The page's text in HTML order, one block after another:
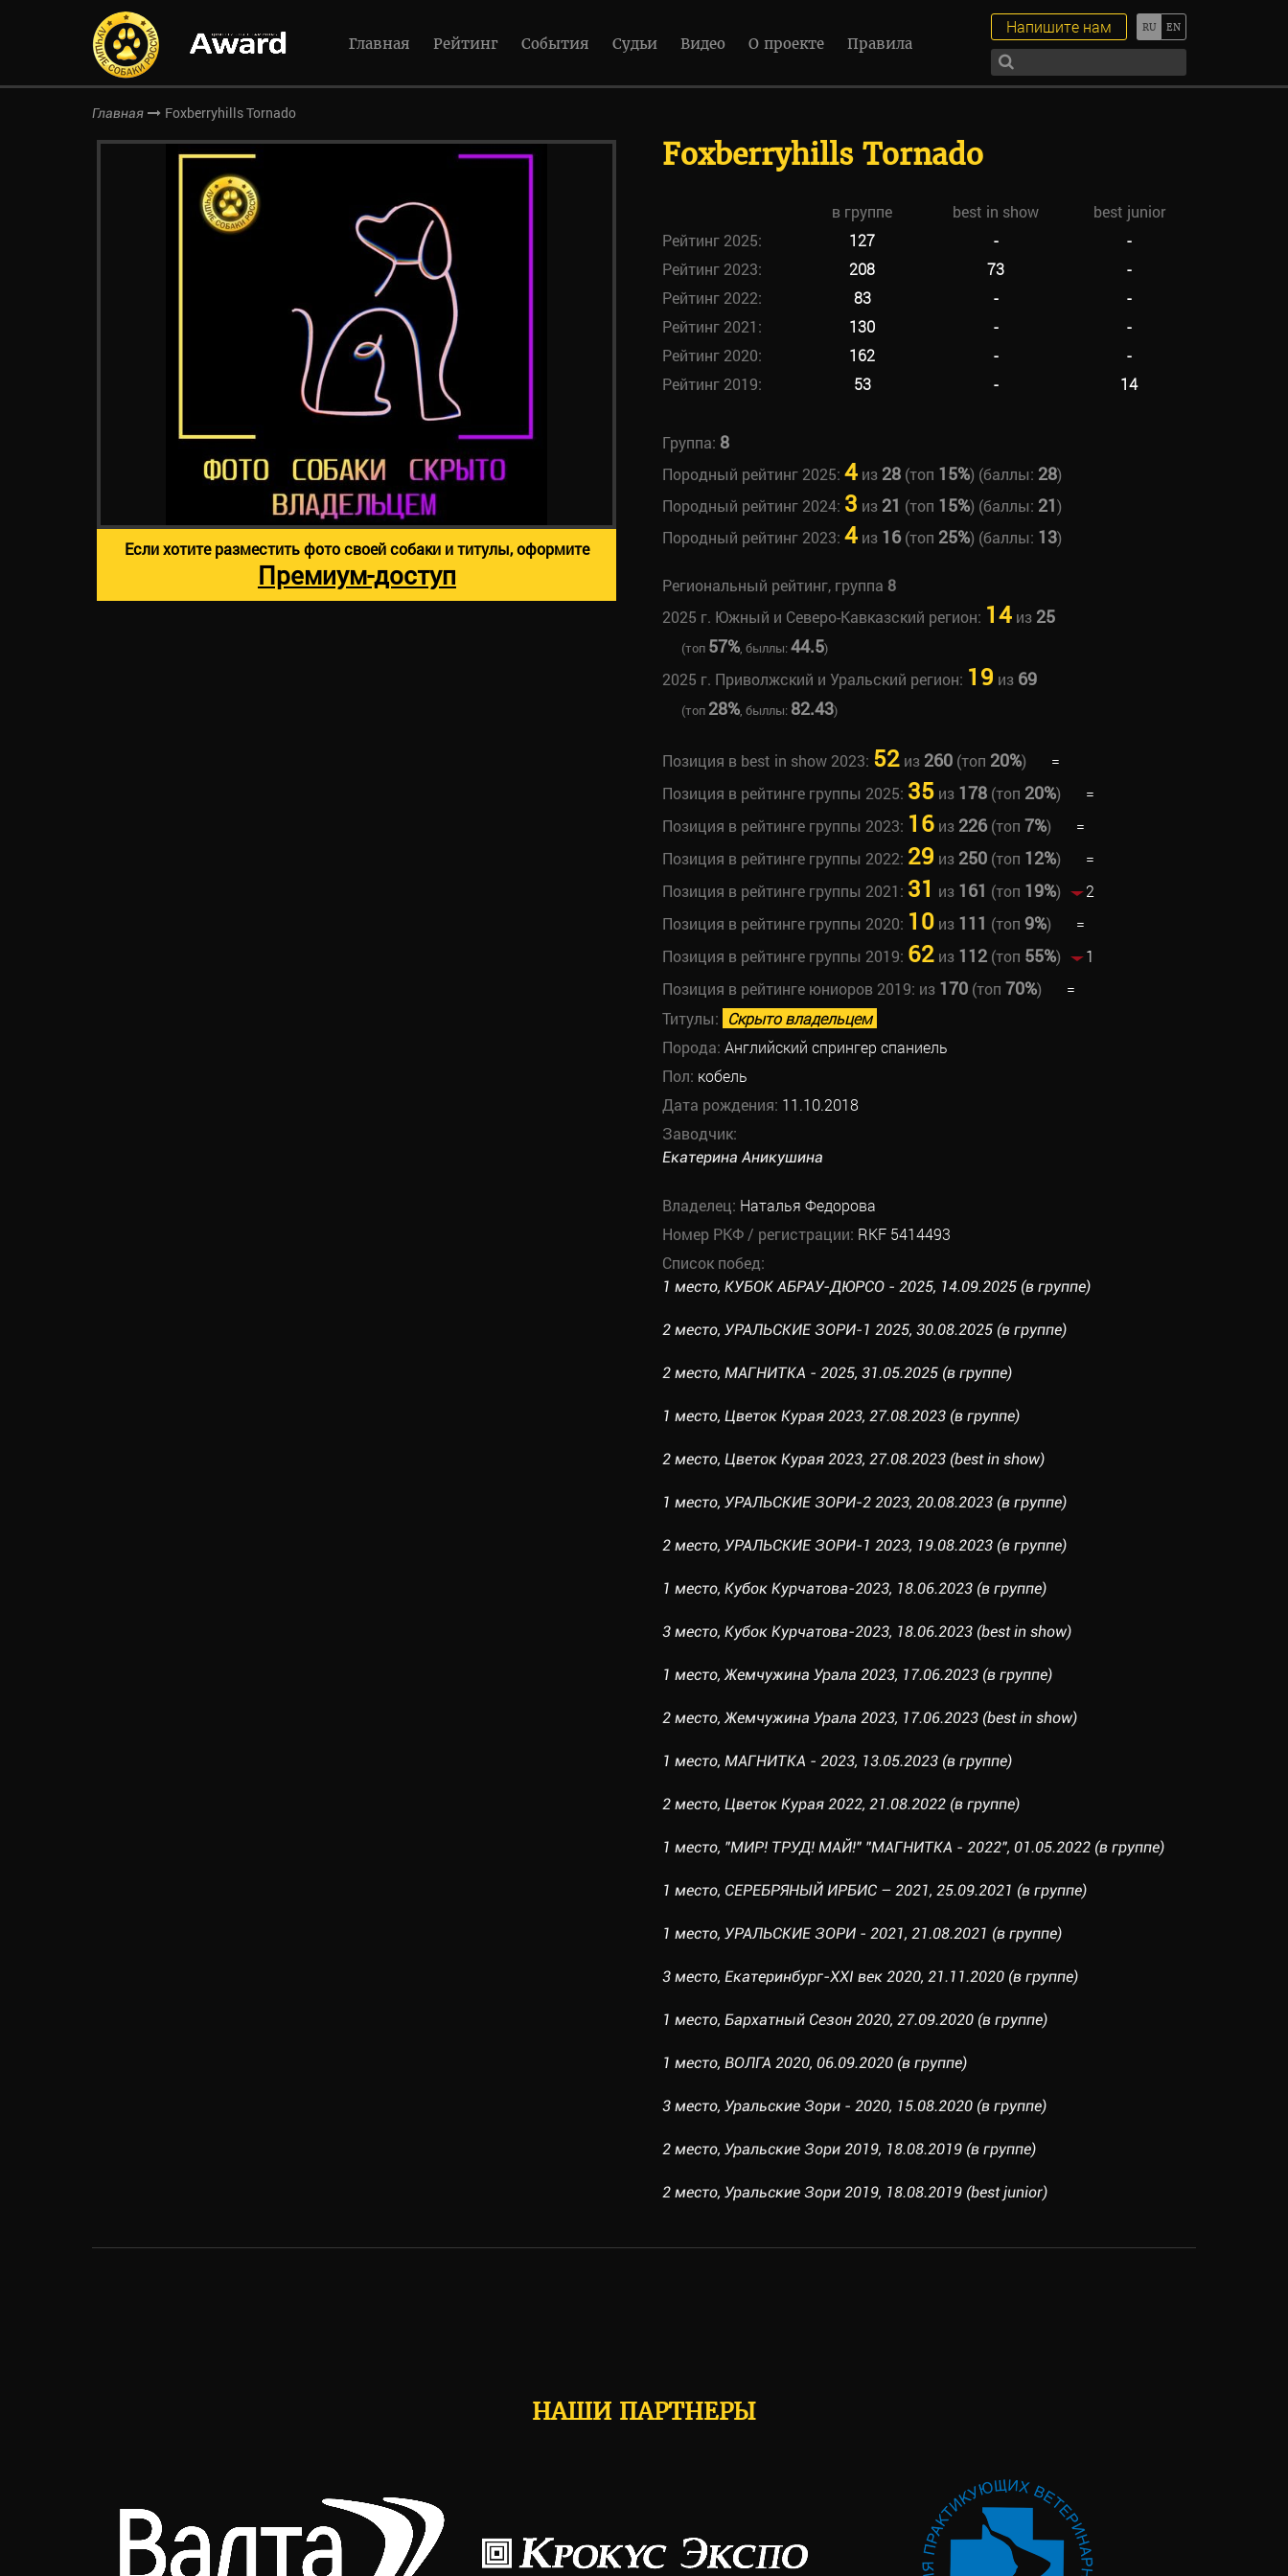
Главная Рейтинг События Судьи Видео О проекте Правила
Напишите нам
Главная Foxberryhills Tornado
Foxberryhills Tornado
в группе best in show
best junior
Рейтинг 2025:
127 -
-
Рейтинг 2023:
208 73
-
Рейтинг 2022:
83 -
-
Рейтинг 2021:
130 -
-
Рейтинг 2020:
162 -
-
Рейтинг 2019:
53 - 14
Группа: 8
Породный рейтинг 2025: 4из 28(топ 15%) (баллы: 28)
Породный рейтинг 2024: 3 из 21 (топ 15%) (баллы: 21)
Породный рейтинг 2023: 4из 16(топ 25%) (баллы: 13)
Региональный рейтинг, группа 8
2025 г. Южный и Северо-Кавказский регион: 14из 25
(топ 57%, быллы:44.5)
2025 г. Приволжский и Уральский регион: 19 из 69
(топ 28%, быллы: 82.43)
Позиция в best in show 2023: 52из 260(топ 20%)
=
Позиция в рейтинге группы 2025: 35из 178(топ 20%)
=
Позиция в рейтинге группы 2023: 16из 226(топ 7%)
=
Позиция в рейтинге группы 2022: 29 из 250(топ 12%)
=
Позиция в рейтинге группы 2021: 31 из 161 (топ 19%)
2
Позиция в рейтинге группы 2020: 10из 111 (топ 9%)
=
Позиция в рейтинге группы 2019: 62из 112(топ 55%)
1
Позиция в рейтинге юниоров 2019: из 170(топ 70%)
=
Титулы: Скрыто владельцем
Порода: Английский спрингер спаниель
Пол: кобель
Дата рождения: 11.10.2018
Заводчик:
Екатерина Аникушина
Владелец: Наталья Федорова
Номер РКФ / регистрации: RKF 5414493
Список побед:
1 место, КУБОК АБРАУ-ДЮРСО - 2025, 14.09.2025 (в группе)
2 место, УРАЛЬСКИЕ ЗОРИ-1 2025, 30.08.2025 (в группе)
2 место, МАГНИТКА - 2025, 31.05.2025 (в группе)
1 место, Цветок Курая 2023, 27.08.2023 (в группе)
2 место, Цветок Курая 2023, 27.08.2023 (best in show)
1 место, УРАЛЬСКИЕ ЗОРИ-2 2023, 20.08.2023 (в группе)
2 место, УРАЛЬСКИЕ ЗОРИ-1 2023, 19.08.2023 (в группе)
1 место, Кубок Курчатова-2023, 18.06.2023 (в группе)
3 место, Кубок Курчатова-2023, 18.06.2023 (best in show)
1 место, Жемчужина Урала 2023, 17.06.2023 (в группе)
2 место, Жемчужина Урала 2023, 17.06.2023 (best in show)
1 место, МАГНИТКА - 2023, 13.05.2023 (в группе)
2 место, Цветок Курая 2022, 21.08.2022 (в группе)
1 место, "МИР! ТРУД! МАЙ!" "МАГНИТКА - 2022", 01.05.2022 (в группе)
1 место, СЕРЕБРЯНЫЙ ИРБИС – 2021, 25.09.2021 (в группе)
1 место, УРАЛЬСКИЕ ЗОРИ - 2021, 21.08.2021 (в группе)
3 место, Екатеринбург-XXI век 2020, 21.11.2020 (в группе)
1 место, Бархатный Сезон 2020, 27.09.2020 (в группе)
1 место, ВОЛГА 2020, 06.09.2020 (в группе)
3 место, Уральские Зори - 2020, 15.08.2020 (в группе)
2 место, Уральские Зори 2019, 18.08.2019 (в группе)
2 место, Уральские Зори 2019, 18.08.2019 (best junior)
Если хотите разместить фото своей собаки и титулы, оформите
Премиум-доступ
НАШИ ПАРТНЕРЫ